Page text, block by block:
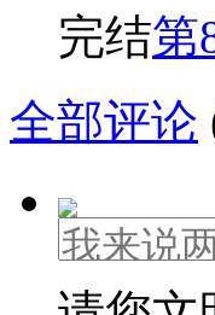
完结第
全部评论